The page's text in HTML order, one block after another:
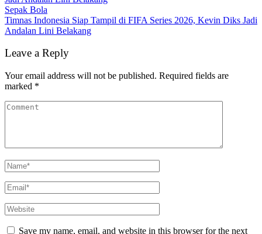
Sepak Bola
Timnas Indonesia Siap Tampil di FIFA Series 2026, Kevin Diks Jadi
Andalan Lini Belakang
Leave a Reply
Your email address will not be published. Required fields are
marked *
Save my name, email, and website in this browser for the next